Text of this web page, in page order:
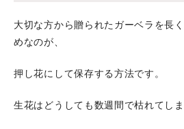
大切な方から贈られたガーベラを長
めなのが、
押し花にして保存する方法です。
生花はどうしても数週間で枯れてしま